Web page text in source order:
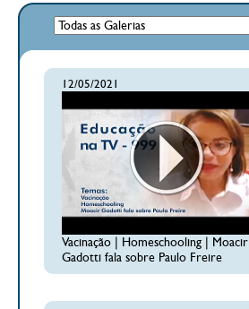
12/05/2021
Vacinação | Homeschooling | Moacir
Gadotti fala sobre Paulo Freire